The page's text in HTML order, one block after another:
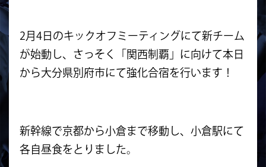
2月4日のキックオフミーティングにて新チーム
が始動し、さっそく「関西制覇」に向けて本日
から大分県別府市にて強化合宿を行います！
新幹線で京都から小倉まで移動し、小倉駅にて
各自昼食をとりました。